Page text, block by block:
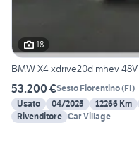
18
BMW X4 xdrive20d mhev
53.200 €Sesto Fiorentino(FI)
Usato
04/2025 12266 Km
Rivenditore Car Village